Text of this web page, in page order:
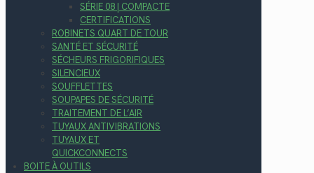
SÉRIE 08 | COMPACTE
CERTIFICATIONS
ROBINETS QUART DE TOUR
SANTÉ ET SÉCURITÉ
SÉCHEURS FRIGORIFIQUES
SILENCIEUX
SOUFFLETTES
SOUPAPES DE SÉCURITÉ
TRAITEMENT DE L’AIR
TUYAUX ANTIVIBRATIONS
TUYAUX ET
QUICKCONNECTS
BOITE À OUTILS